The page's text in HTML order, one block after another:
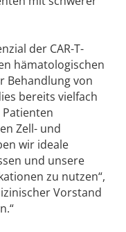
der CAR-T-
hämatologischen
Behandlung von
bereits vielfach
Zell- und
wir ideale
und unsere
zu nutzen“,
Vorstand